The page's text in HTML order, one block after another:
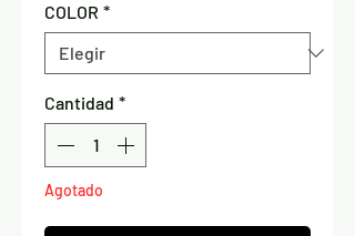
COLOR *
Cantidad *
Agotado